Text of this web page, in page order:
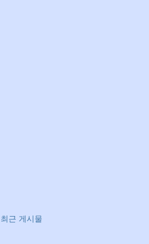
최근 게시물